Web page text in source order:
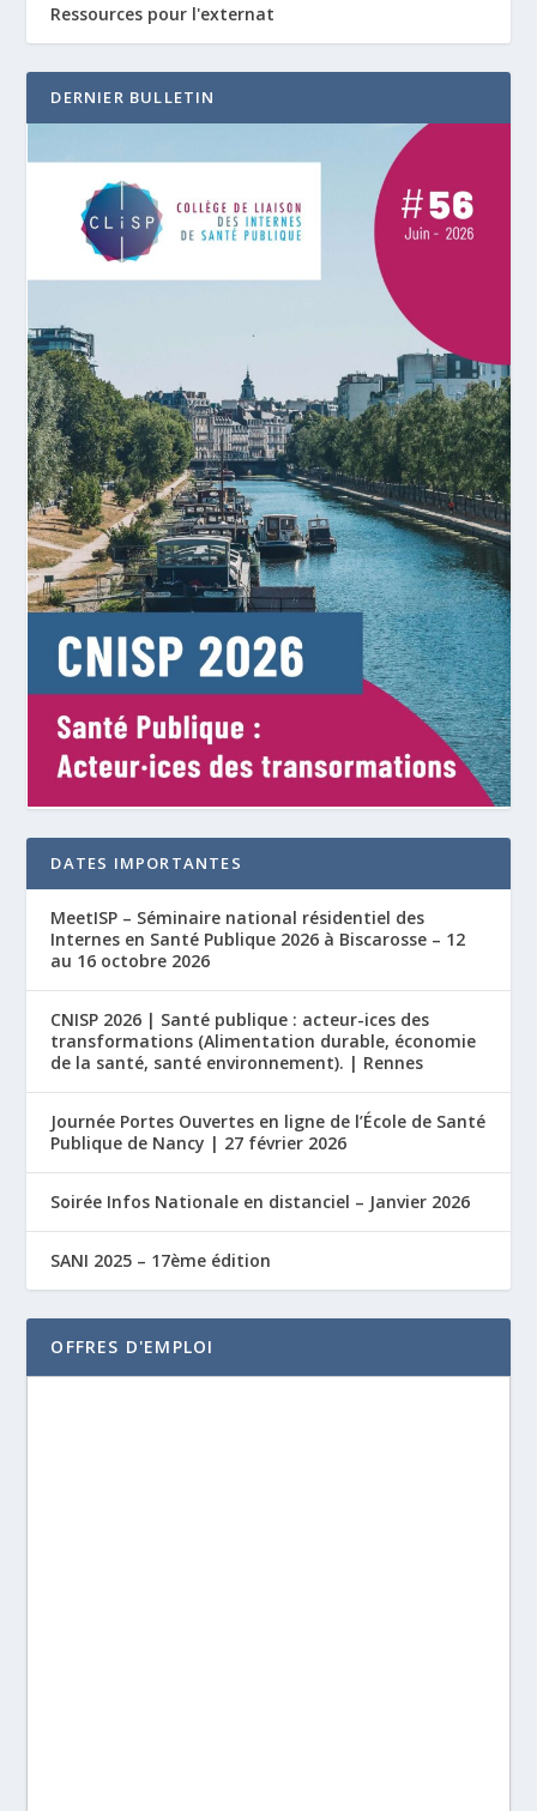
Ressources pour l'externat
DERNIER BULLETIN
DATES IMPORTANTES
MeetISP – Séminaire national résidentiel des
Internes en Santé Publique 2026 à Biscarosse – 12
au 16 octobre 2026
CNISP 2026 | Santé publique : acteur-ices des
transformations (Alimentation durable, économie
de la santé, santé environnement). | Rennes
Journée Portes Ouvertes en ligne de l’École de Santé
Publique de Nancy | 27 février 2026
Soirée Infos Nationale en distanciel – Janvier 2026
SANI 2025 – 17ème édition
OFFRES D'EMPLOI